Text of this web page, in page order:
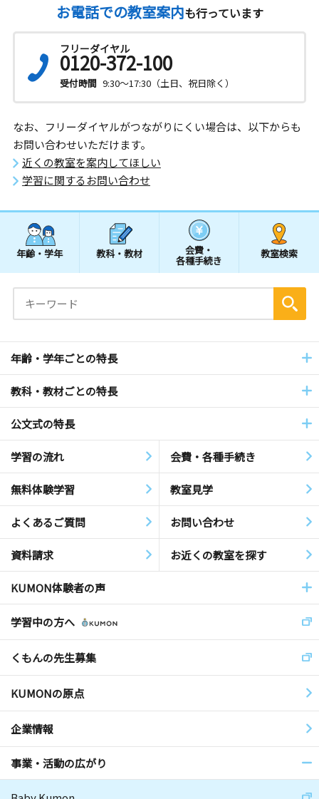
お電話での教室案内も行っています
フリーダイヤル
0120-372-100
受付時間 9:30～17:30（土日、祝日除く）
なお、フリーダイヤルがつながりにくい場合は、以下からも
お問い合わせいただけます。
近くの教室を案内してほしい
学習に関するお問い合わせ
年齢・学年 教科・教材 会費・
各種手続き
教室検索
年齢・学年ごとの特長
教科・教材ごとの特長
公文式の特長
学習の流れ 会費・各種手続き
無料体験学習 教室見学
よくあるご質問 お問い合わせ
資料請求 お近くの教室を探す
KUMON体験者の声
学習中の方へ
くもんの先生募集
KUMONの原点
企業情報
事業・活動の広がり